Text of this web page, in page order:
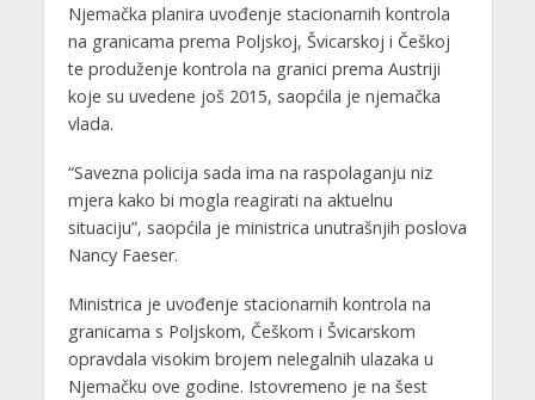
Njemačka planira uvođenje stacionarnih kontrola
na granicama prema Poljskoj, Švicarskoj i Češkoj
te produženje kontrola na granici prema Austriji
koje su uvedene još 2015, saopćila je njemačka
vlada.
“Savezna policija sada ima na raspolaganju niz
mjera kako bi mogla reagirati na aktuelnu
situaciju”, saopćila je ministrica unutrašnjih poslova
Nancy Faeser.
Ministrica je uvođenje stacionarnih kontrola na
granicama s Poljskom, Češkom i Švicarskom
opravdala visokim brojem nelegalnih ulazaka u
Njemačku ove godine. Istovremeno je na šest